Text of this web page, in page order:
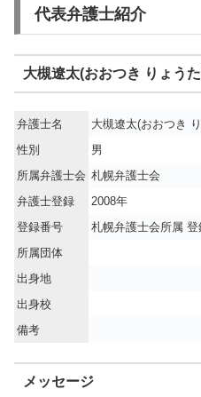
代表弁護士紹介
大槻遼太(おおつき りょう
弁護士名
大槻遼太(おおつき
性別
男
所属弁護士会 札幌弁護士会
弁護士登録
2008年
登録番号
札幌弁護士会所属
所属団体
出身地
出身校
備考
メッセージ